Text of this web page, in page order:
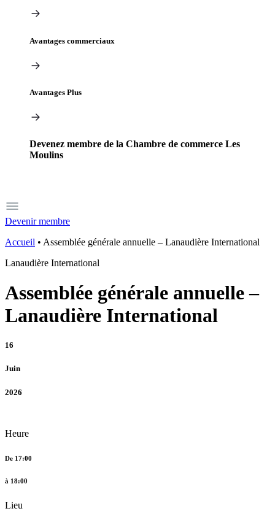
Avantages commerciaux
Avantages Plus
Devenez membre de la Chambre de commerce Les
Moulins
Devenir membre
Accueil • Assemblée générale annuelle – Lanaudière International
Lanaudière International
Assemblée générale annuelle –
Lanaudière International
16
Juin
2026
Heure
De 17:00
à 18:00
Lieu